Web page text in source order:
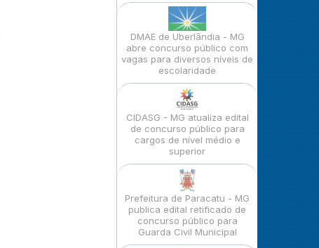
DMAE de Uberlândia - MG
abre concurso público com
vagas para diversos níveis de
escolaridade
CIDASG - MG atualiza edital
de concurso público para
cargos de nível médio e
superior
Prefeitura de Paracatu - MG
publica edital retificado de
concurso público para
Guarda Civil Municipal